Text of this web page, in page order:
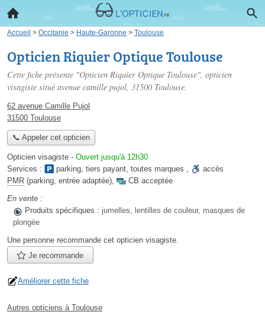
Accueil > Occitanie > Haute-Garonne > Toulouse
Opticien Riquier Optique Toulouse
Cette fiche présente "Opticien Riquier Optique Toulouse", opticien
visagiste situé avenue camille pujol, 31500 Toulouse.
62 avenue Camille Pujol
31500 Toulouse
📞 Appeler cet opticien
Opticien visagiste - Ouvert jusqu'à 12h30
Services :
parking, tiers payant, toutes marques ,
accès
PMR (parking, entrée adaptée),
CB acceptée
En vente :
Produits spécifiques : jumelles, lentilles de couleur, masques de
plongée
Une personne recommande cet opticien visagiste.
Je recommande
Améliorer cette fiche
Autres opticiens à Toulouse